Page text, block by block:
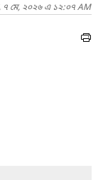
৭ মে, ২০২৬ এ ১২:০৭ AM